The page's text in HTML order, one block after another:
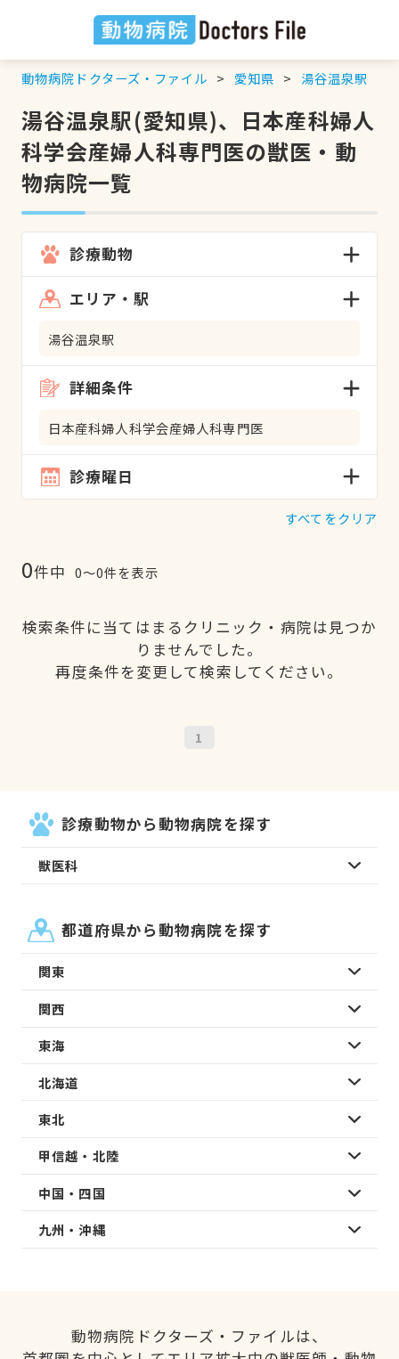
動物病院ドクターズ・ファイル 愛知県 湯谷温泉駅
湯谷温泉駅(愛知県)、日本産科婦人
科学会産婦人科専門医の獣医・動
物病院一覧
診療動物
エリア・駅
湯谷温泉駅
詳細条件
日本産科婦人科学会産婦人科専門医
診療曜日
すべてをクリア
0件中 0〜0件を表示
検索条件に当てはまるクリニック・病院は見つか
りませんでした。
再度条件を変更して検索してください。
1
診療動物から動物病院を探す
獣医科
都道府県から動物病院を探す
関東
関西
東海
北海道
東北
甲信越・北陸
中国・四国
九州・沖縄
動物病院ドクターズ・ファイルは、